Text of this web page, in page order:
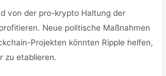
von der pro-krypto Haltung der
Neue politische Maßnahmen
Projekten könnten Ripple helfen,
zu etablieren.